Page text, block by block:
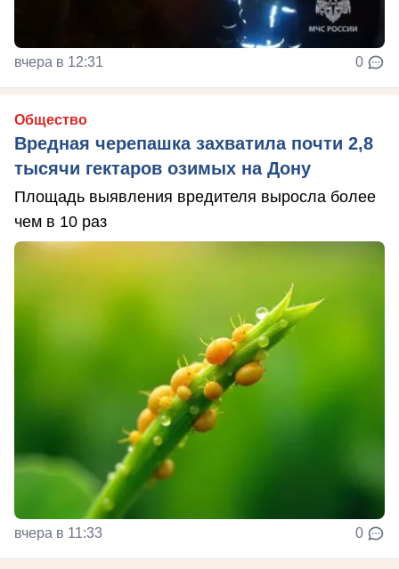
вчера в 12:31 0
Общество
Вредная черепашка захватила почти 2,8
тысячи гектаров озимых на Дону
Площадь выявления вредителя выросла более
чем в 10 раз
вчера в 11:33 0